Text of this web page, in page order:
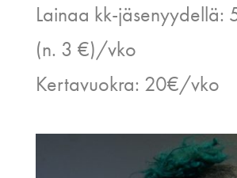
Lainaa kk-jäsenyydellä:
(n. 3 €)/vko
Kertavuokra: 20€/vko